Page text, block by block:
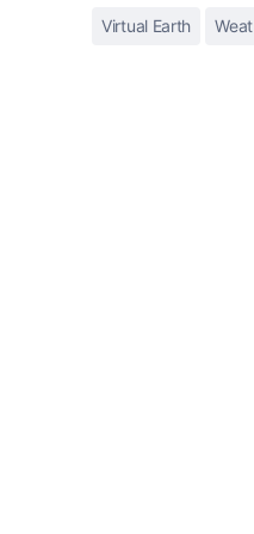
Virtual Earth